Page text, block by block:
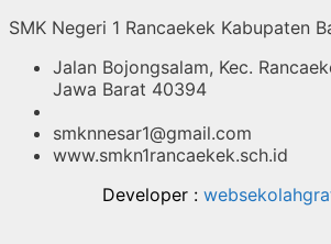
SMK Negeri 1 Rancaekek Kabupaten
Jalan Bojongsalam, Kec.
Jawa Barat 40394
smknnesar1@gmail.com
www.smkn1rancaekek.sch.id
Developer :